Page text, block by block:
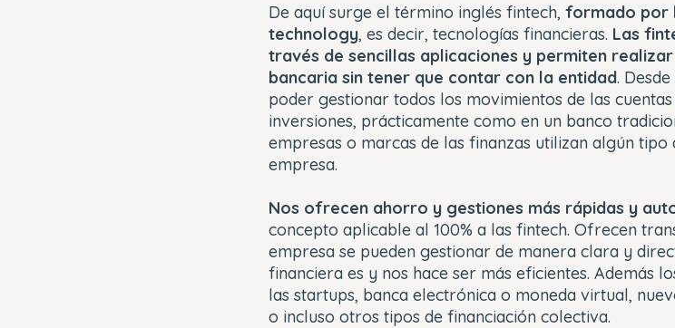
De aquí surge el término inglés fintech, formado por
technology, es decir, tecnologías financieras. Las
través de sencillas aplicaciones y permiten
bancaria sin tener que contar con la entidad.
poder gestionar todos los movimientos de las
inversiones, prácticamente como en un banco
empresas o marcas de las finanzas utilizan algún
empresa.
Nos ofrecen ahorro y gestiones más rápidas y
concepto aplicable al 100% a las fintech. Ofrecen
empresa se pueden gestionar de manera clara y
financiera es y nos hace ser más eficientes. Además
las startups, banca electrónica o moneda virtual,
o incluso otros tipos de financiación colectiva.